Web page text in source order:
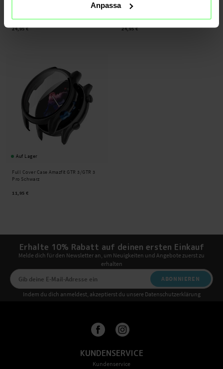
Anpassa
Amazfit GTR 3/GTR 3 Pro Armband aus
24,95 €
Amazfit GTR 3/GTR 3 Pro Armband aus
24,95 €
Auf Lager
Full Cover Case Amazfit GTR 3/GTR 3
Pro Schwarz
11,95 €
Erhalte 10% Rabatt auf deinen ersten Einkauf
Melde dich für den Newsletter an, um Neuigkeiten und Angebote zuerst zu
erhalten
ABONNIEREN
Indem du dich anmeldest, akzeptierst du unsere Datenschutzerklärung
KUNDENSERVICE
Kundenservice